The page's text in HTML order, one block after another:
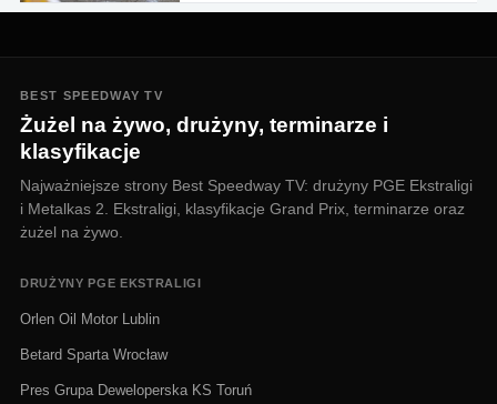
BEST SPEEDWAY TV
Żużel na żywo, drużyny, terminarze i
klasyfikacje
Najważniejsze strony Best Speedway TV: drużyny PGE Ekstraligi
i Metalkas 2. Ekstraligi, klasyfikacje Grand Prix, terminarze oraz
żużel na żywo.
DRUŻYNY PGE EKSTRALIGI
Orlen Oil Motor Lublin
Betard Sparta Wrocław
Pres Grupa Deweloperska KS Toruń